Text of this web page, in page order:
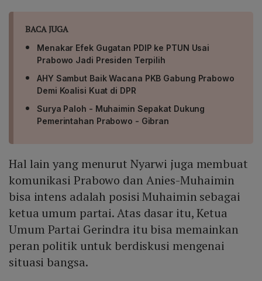
BACA JUGA
Menakar Efek Gugatan PDIP ke PTUN Usai
Prabowo Jadi Presiden Terpilih
AHY Sambut Baik Wacana PKB Gabung Prabowo
Demi Koalisi Kuat di DPR
Surya Paloh - Muhaimin Sepakat Dukung
Pemerintahan Prabowo - Gibran
Hal lain yang menurut Nyarwi juga membuat
komunikasi Prabowo dan Anies-Muhaimin
bisa intens adalah posisi Muhaimin sebagai
ketua umum partai. Atas dasar itu, Ketua
Umum Partai Gerindra itu bisa memainkan
peran politik untuk berdiskusi mengenai
situasi bangsa.